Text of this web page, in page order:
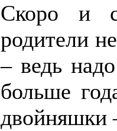
Скоро и
родители
– ведь
больше
двойняшки